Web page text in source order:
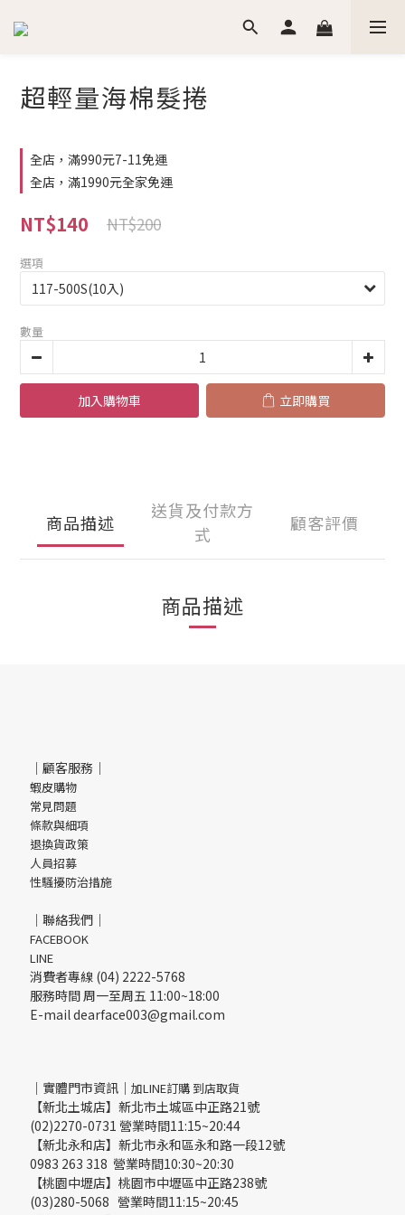
超輕量海棉髮捲
全店，滿990元7-11免運
全店，滿1990元全家免運
NT$140 NT$200
選項
數量
加入購物車 立即購買
商品描述
送貨及付款方
式
顧客評價
商品描述
｜顧客服務｜
蝦皮購物
常見問題
條款與細項
退換貨政策
人員招募
性騷擾防治措施
｜聯絡我們｜
FACEBOOK
LINE
消費者專線 (04) 2222-5768
服務時間 周一至周五 11:00~18:00
E-mail dearface003@gmail.com
｜實體門市資訊｜ 加LINE訂購 到店取貨
【新北土城店】新北市土城區中正路21號
(02)2270-0731 營業時間11:15~20:44
【新北永和店】新北市永和區永和路一段12號
0983 263 318 營業時間10:30~20:30
【桃園中壢店】桃園市中壢區中正路238號
(03)280-5068 營業時間11:15~20:45